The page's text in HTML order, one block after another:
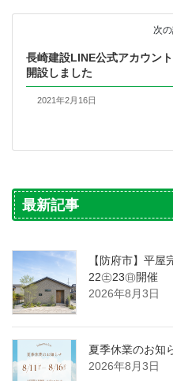
次
長崎建設LINE公式アカウン
開設しました
2021年2月16日
最新記事
【防府市】平
22㊏23㊐開催
2026年8月3日
夏季休業のお知
2026年8月3日